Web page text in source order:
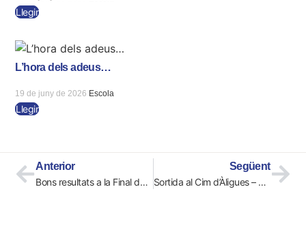
Llegir
L’hora dels adeus…
19 de juny de 2026 Escola
Llegir
Anterior
Bons resultats a la Final de Catalunya de Scrabble escolar en català en la categoria de 5è i 6è de primària
Següent
Sortida al Cim d’Àligues – 3r curs d’EP